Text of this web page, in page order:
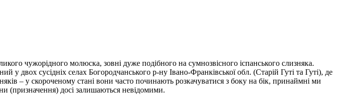
чужорідного молюска, зовні дуже подібного на сумнозвісного іспанського слизняка.
двох сусідніх селах Богородчанського р-ну Івано-Франківської обл. (Старій Гуті та Гуті), де
– у скороченому стані вони часто починають розкачуватися з боку на бік, принаймні ми
(призначення) досі залишаються невідомими.